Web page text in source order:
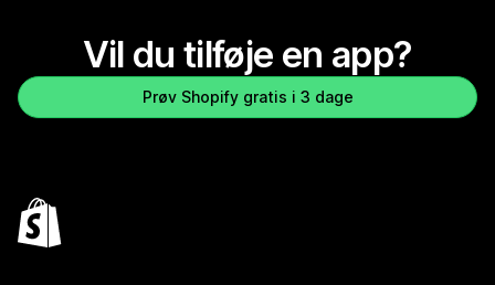
Vil du tilføje en app?
Prøv Shopify gratis i 3 dage